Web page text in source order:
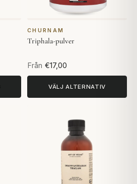
CHURNAM
Triphala-pulver
Från €17,00
VÄLJ ALTERNATIV